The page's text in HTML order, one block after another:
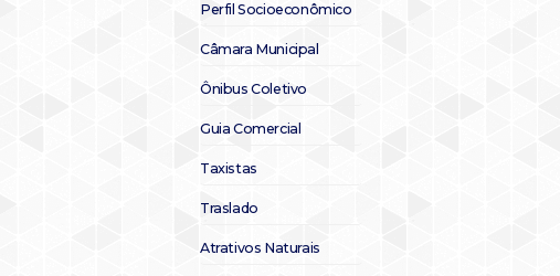
Perfil Socioeconômico
Câmara Municipal
Ônibus Coletivo
Guia Comercial
Taxistas
Traslado
Atrativos Naturais